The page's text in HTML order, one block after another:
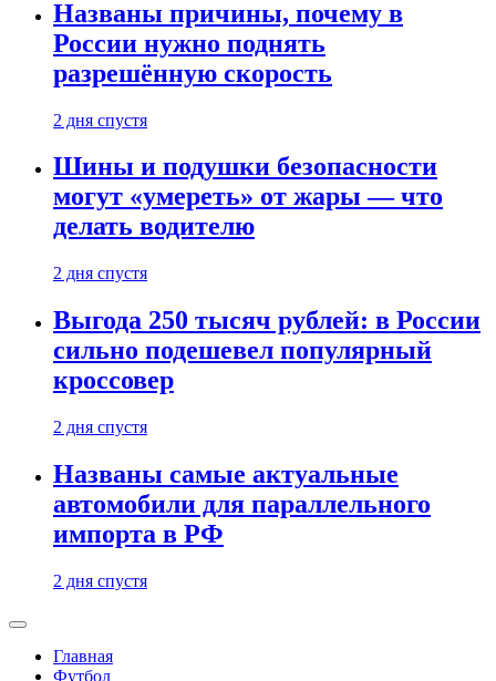
Названы причины, почему в
России нужно поднять
разрешённую скорость
2 дня спустя
Шины и подушки безопасности
могут «умереть» от жары — что
делать водителю
2 дня спустя
Выгода 250 тысяч рублей: в России
сильно подешевел популярный
кроссовер
2 дня спустя
Названы самые актуальные
автомобили для параллельного
импорта в РФ
2 дня спустя
Главная
Футбол